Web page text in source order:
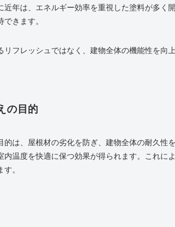
近年は、エネルギー効率を重視した塗料が多く
きます。
リフレッシュではなく、建物全体の機能性を向
の目的
的は、屋根材の劣化を防ぎ、建物全体の耐久性
内温度を快適に保つ効果が得られます。これに
。